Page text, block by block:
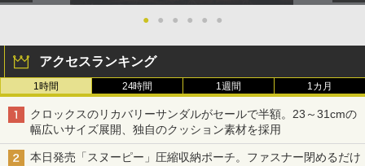
● ● ● ● ● ●
アクセスランキング
1時間 24時間 1週間 1カ月
クロックスのリカバリーサンダルがセールで半額。23～31cmの
幅広いサイズ展開、独自のクッション素材を採用
本日発売「スヌーピー」圧縮収納ポーチ。ファスナー閉めるだけ